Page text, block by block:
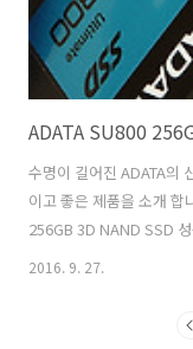
ADATA SU800
수명이 길어진 ADATA의
이고 좋은 제품을 소개
256GB 3D NAND SSD
쓰기 성능도 꽤 좋았는데
128GB 부터 256GB
2016. 9. 27.